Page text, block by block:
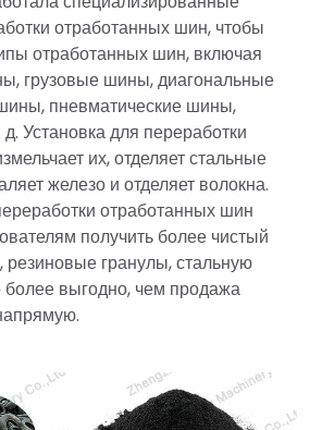
отработанных шин, чтобы
отработанных шин, включая
грузовые шины, диагональные
пневматические шины,
Установка для переработки
их, отделяет стальные
железо и отделяет волокна.
отработанных шин
получить более чистый
гранулы, стальную
более выгодно, чем продажа